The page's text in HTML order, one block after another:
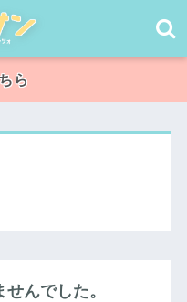
ら
んでした。